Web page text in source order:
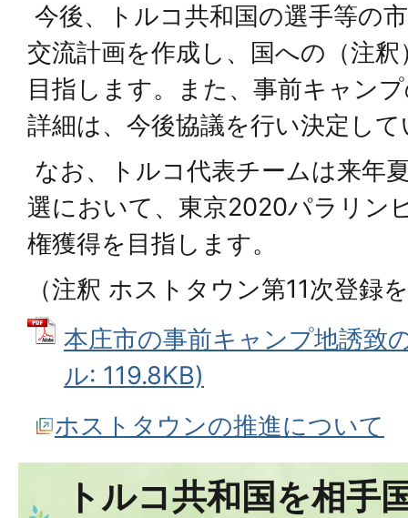
今後、トルコ共和国の選手等の
交流計画を作成し、国への（注
目指します。また、事前キャン
詳細は、今後協議を行い決定し
なお、トルコ代表チームは来年
選において、東京2020パラリン
権獲得を目指します。
（注釈 ホストタウン第11次登録
本庄市の事前キャンプ地誘致
ル: 119.8KB)
ホストタウンの推進について
トルコ共和国を相手